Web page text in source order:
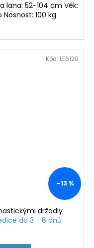
lana: 52-104 cm Věk:
100 kg
–13 %
držadly
do 3 - 6 dnů
Kód: LE6120